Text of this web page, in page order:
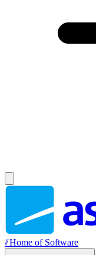
//Home of Software